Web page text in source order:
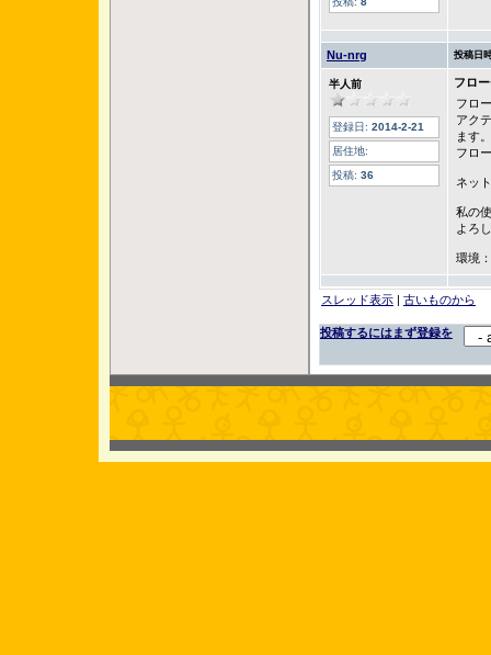
Nu-nrg 投稿日
半人前
登録日: 2014-2-21
居住地:
投稿: 36
フロ
フロ
アク
ます。
フロ
ネッ
私の
よろ
環境
スレッド表示 | 古いものから
投稿するにはまず登録を